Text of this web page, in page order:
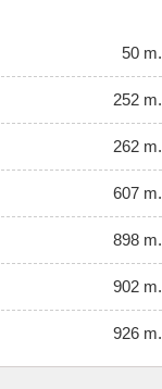
50 m.
252 m.
262 m.
607 m.
898 m.
902 m.
926 m.